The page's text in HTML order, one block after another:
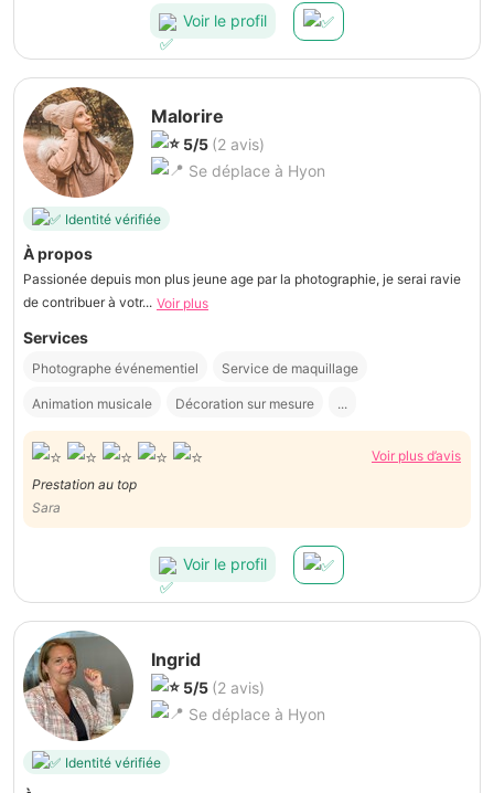
pour ce bel après-midi
Voir le profil
Malorire
5/5 (2 avis)
Se déplace à Hyon
Identité vérifiée
À propos
Passionée depuis mon plus jeune age par la photographie, je serai ravie
de contribuer à votr... Voir plus
Services
Photographe événementiel Service de maquillage
Animation musicale Décoration sur mesure ...
Voir plus d’avis
Prestation au top
Sara
Voir le profil
Ingrid
5/5 (2 avis)
Se déplace à Hyon
Identité vérifiée